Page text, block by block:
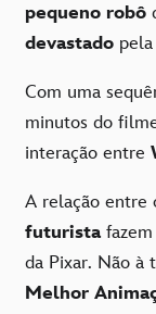
pequeno robô
devastado
Com uma
minutos do
interação entre
A relação entre
futuristafazem
da Pixar. Não à
Melhor